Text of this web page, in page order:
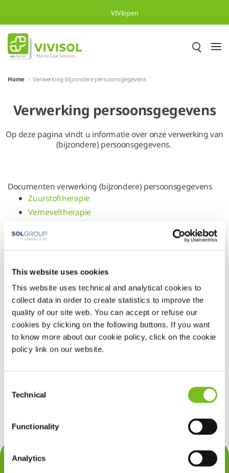
This website uses cookies
This website uses technical and analytical cookies to
collect data in order to create statistics to improve the
quality of our site web. You can accept or refuse our
cookies by clicking on the following buttons. If you want
to know more about our cookie policy, click on the cookie
policy link on our website.
Selection
Technical
Functionality
Analytics
Overslaan en naar hoofdinhoud gaan
VIVIopen
Home Verwerking bijzondere persoonsgegevens
Verwerking persoonsgegevens
Op deze pagina vindt u informatie over onze verwerking van
(bijzondere) persoonsgegevens.
Documenten verwerking (bijzondere) persoonsgegevens
Zuurstoftherapie
Verneveltherapie
Uitzuigtherapie
Positietherapie
PAP-therapie
NHFT
MRA-therapie
Monitoring
Coughassist
VIVIacademy (trainers/sprekers)
Contact